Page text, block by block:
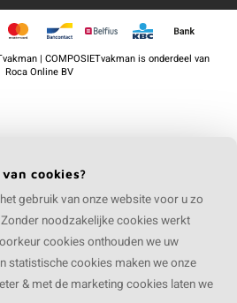
| COMPOSIETvakman is onderdeel van
Roca Online BV
cookies?
gebruik van onze website voor u zo
noodzakelijke cookies werkt
cookies onthouden we uw
statistische cookies maken we onze
& met de marketing cookies laten we